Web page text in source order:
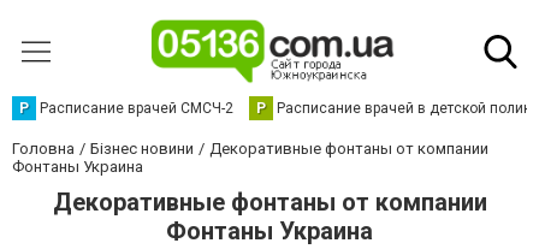
Р Расписание врачей СМСЧ-2 Р Расписание врачей в детской
Головна Бізнес новини
Декоративные фонтаны от компании
Фонтаны Украина
Декоративные фонтаны от компании
Фонтаны Украина